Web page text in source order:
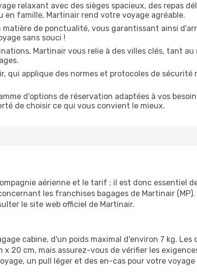
relaxant avec des sièges spacieux, des repas
en famille, Martinair rend votre voyage agréable.
de ponctualité, vous garantissant ainsi
sans souci !
Martinair vous relie à des villes clés, tant
qui applique des normes et protocoles de
d'options de réservation adaptées à vos
de choisir ce qui vous convient le mieux.
aérienne et le tarif ; il est donc essentiel
les franchises bagages de Martinair
le site web officiel de Martinair.
cabine, d'un poids maximal d'environ 7 kg. Les
20 cm, mais assurez-vous de vérifier les
un pull léger et des en-cas pour votre voyage